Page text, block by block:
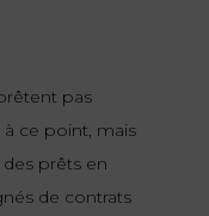
pas
ce point, mais
prêts en
de contrats